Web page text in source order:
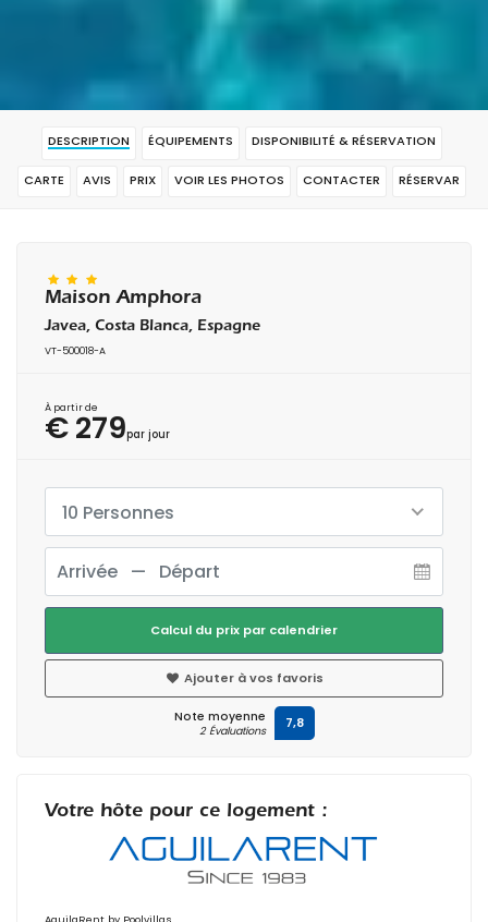
DESCRIPTION ÉQUIPEMENTS DISPONIBILITÉ & RÉSERVATION
CARTE AVIS PRIX VOIR LES PHOTOS CONTACTER RÉSERVAR
Maison Amphora
Javea, Costa Blanca, Espagne
VT-500018-A
À partir de
€ 279par jour
10 Personnes
Calcul du prix par calendrier
Ajouter à vos favoris
Note moyenne
2 Évaluations 7,8
Votre hôte pour ce logement :
AguilaRent by Poolvillas